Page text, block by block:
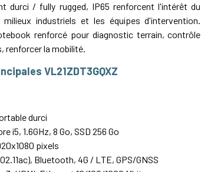
durci / fully rugged, IP65 renforcent l'intérêt du
milieux industriels et les équipes d'intervention.
renforcé pour diagnostic terrain, contrôle
renforcer la mobilité.
VL21ZDT3GQXZ
durci
i5, 1.6GHz, 8 Go, SSD 256 Go
pixels
Bluetooth, 4G / LTE, GPS/GNSS